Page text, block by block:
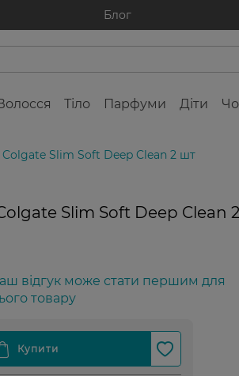
Блог
Тіло Парфуми Діти
Colgate Slim Soft Deep Clean 2 шт
Slim Soft Deep Clean 2
відгук може стати першим для
товару